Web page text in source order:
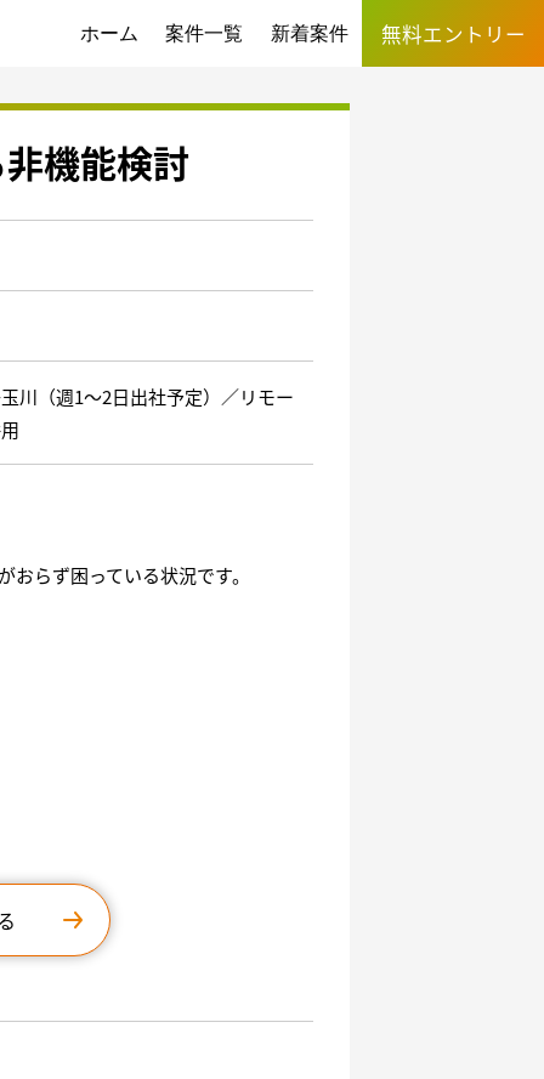
無料エントリー
ホーム 案件一覧 新着案件
機能検討
川（週1～2日出社予定）／リモー
らず困っている状況です。